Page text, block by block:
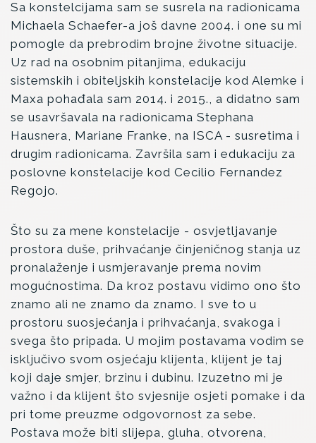
Sa konstelcijama sam se susrela na radionicama
Michaela Schaefer-a još davne 2004. i one su mi
pomogle da prebrodim brojne životne situacije.
Uz rad na osobnim pitanjima, edukaciju
sistemskih i obiteljskih konstelacije kod Alemke i
Maxa pohađala sam 2014. i 2015., a didatno sam
se usavršavala na radionicama Stephana
Hausnera, Mariane Franke, na ISCA - susretima i
drugim radionicama. Završila sam i edukaciju za
poslovne konstelacije kod Cecilio Fernandez
Regojo.
Što su za mene konstelacije - osvjetljavanje
prostora duše, prihvaćanje činjeničnog stanja uz
pronalaženje i usmjeravanje prema novim
mogućnostima. Da kroz postavu vidimo ono što
znamo ali ne znamo da znamo. I sve to u
prostoru suosjećanja i prihvaćanja, svakoga i
svega što pripada. U mojim postavama vodim se
isključivo svom osjećaju klijenta, klijent je taj
koji daje smjer, brzinu i dubinu. Izuzetno mi je
važno i da klijent što svjesnije osjeti pomake i da
pri tome preuzme odgovornost za sebe.
Postava može biti slijepa, gluha, otvorena,